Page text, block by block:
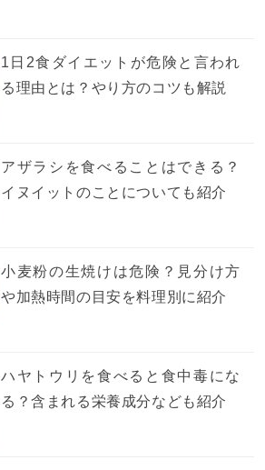
1日2食ダイエットが危険と言われ
る理由とは？やり方のコツも解説
アザラシを食べることはできる？
イヌイットのことについても紹介
小麦粉の生焼けは危険？見分け方
や加熱時間の目安を料理別に紹介
ハヤトウリを食べると食中毒にな
る？含まれる栄養成分なども紹介